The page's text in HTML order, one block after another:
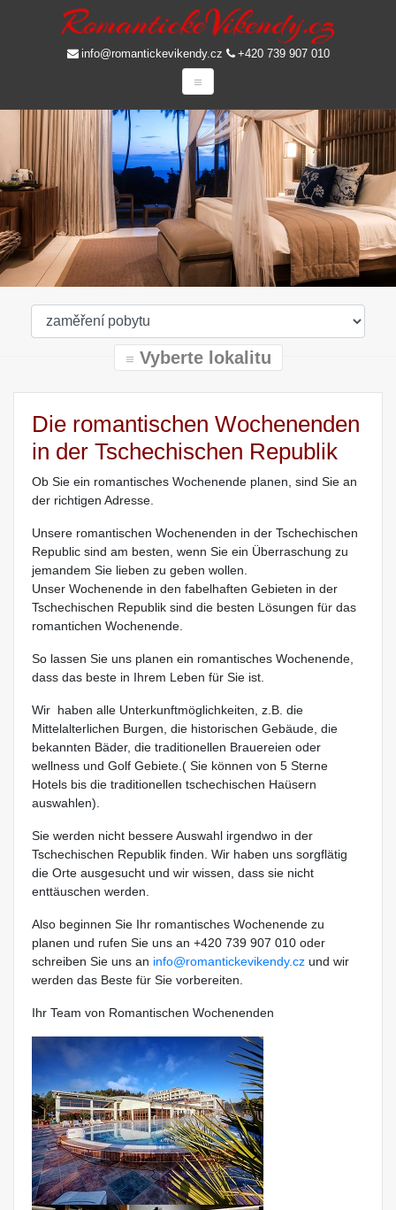
info@romantickevikendy.cz +420 739 907 010
Vyberte lokalitu
Die romantischen Wochenenden
in der Tschechischen Republik
Ob Sie ein romantisches Wochenende planen, sind Sie an
der richtigen Adresse.
Unsere romantischen Wochenenden in der Tschechischen
Republic sind am besten, wenn Sie ein Überraschung zu
jemandem Sie lieben zu geben wollen.
Unser Wochenende in den fabelhaften Gebieten in der
Tschechischen Republik sind die besten Lösungen für das
romantichen Wochenende.
So lassen Sie uns planen ein romantisches Wochenende,
dass das beste in Ihrem Leben für Sie ist.
Wir haben alle Unterkunftmöglichkeiten, z.B. die
Mittelalterlichen Burgen, die historischen Gebäude, die
bekannten Bäder, die traditionellen Brauereien oder
wellness und Golf Gebiete.( Sie können von 5 Sterne
Hotels bis die traditionellen tschechischen Haüsern
auswahlen).
Sie werden nicht bessere Auswahl irgendwo in der
Tschechischen Republik finden. Wir haben uns sorgflätig
die Orte ausgesucht und wir wissen, dass sie nicht
enttäuschen werden.
Also beginnen Sie Ihr romantisches Wochenende zu
planen und rufen Sie uns an +420 739 907 010 oder
schreiben Sie uns an info@romantickevikendy.cz und wir
werden das Beste für Sie vorbereiten.
Ihr Team von Romantischen Wochenenden